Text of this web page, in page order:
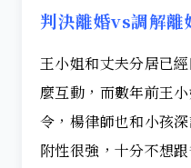
判決離婚vs調解離
王小姐和丈夫分居已
麼互動，而數年前王
令，楊律師也和小孩
附性很強，十分不想